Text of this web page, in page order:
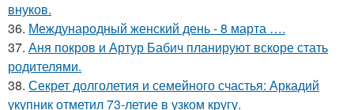
внуков.
36. Международный женский день - 8 марта ….
37. Аня покров и Артур Бабич планируют вскоре стать
родителями.
38. Секрет долголетия и семейного счастья: Аркадий
укупник отметил 73-летие в узком кругу.